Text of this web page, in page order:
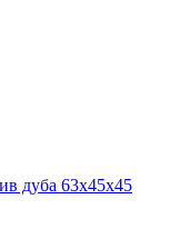
дуба 63х45х45